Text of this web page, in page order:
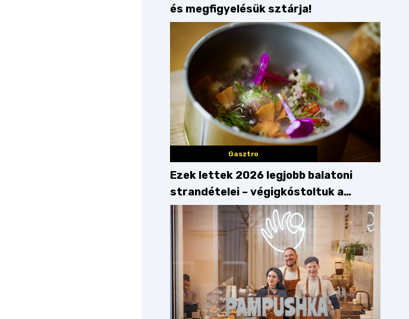
és megfigyelésük sztárja!
Gasztro
Ezek lettek 2026 legjobb balatoni
strandételei – végigkóstoltuk a
győzteseket